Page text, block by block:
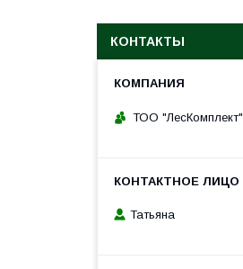
КОНТАКТЫ
ТОО "ЛесКомплект"
Татьяна